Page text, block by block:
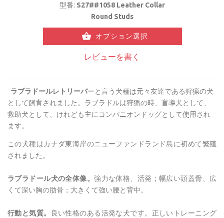
型番: S27##1058 Leather Collar
Round Studs
オプション選択
レビューを書く
ラブラドールレトリーバーと言う犬種は元々友達である狩猟の犬
として飼育されました。ラブラドルは狩猟の時、盲導犬として、
救助犬として、けれども主にコンパニオンドッグとして使用され
ます。
この犬種はカナダ東海岸のニューファンドランド島に初めて繁殖
されました。
ラブラドール犬の全体像。強力な体格、活発；幅広い頭蓋骨、広
くて深い胸の肋骨；大きくて強い腰と背中。
行動と気質。
良い性格のある活発な犬です。正しいトレーニング